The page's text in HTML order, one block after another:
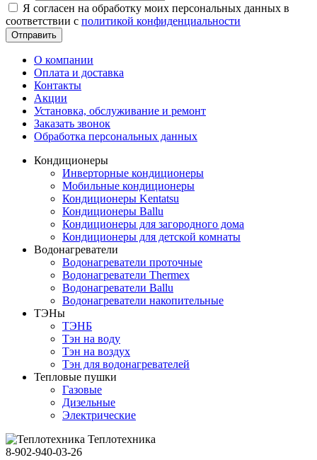
Я согласен на обработку моих персональных данных в
соответствии с политикой конфиденциальности
Отправить
О компании
Оплата и доставка
Контакты
Акции
Установка, обслуживание и ремонт
Заказать звонок
Обработка персональных данных
Кондиционеры
Инверторные кондиционеры
Мобильные кондиционеры
Кондиционеры Kentatsu
Кондиционеры Ballu
Кондиционеры для загородного дома
Кондиционеры для детской комнаты
Водонагреватели
Водонагреватели проточные
Водонагреватели Thermex
Водонагреватели Ballu
Водонагреватели накопительные
ТЭНы
ТЭНБ
Тэн на воду
Тэн на воздух
Тэн для водонагревателей
Тепловые пушки
Газовые
Дизельные
Электрические
Теплотехника
8-902-940-03-26